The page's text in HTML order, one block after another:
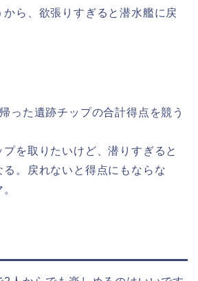
から、欲張りすぎると潜水艦に戻
った遺跡チップの合計得点を競う
を取りたいけど、潜りすぎると
。戻れないと得点にもならな